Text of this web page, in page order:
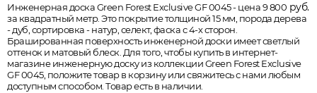
Инженерная доска Green Forest Exclusive GF 0045 - цена 9 800 руб.
за квадратный метр. Это покрытие толщиной 15 мм, порода дерева
- дуб, сортировка - натур, селект, фаска с 4-х сторон.
Брашированная поверхность инженерной доски имеет светлый
оттенок и матовый блеск. Для того, чтобы купить в интернет-
магазине инженерную доску из коллекции Green Forest Exclusive
GF 0045, положите товар в корзину или свяжитесь с нами любым
доступным способом. Товар есть в наличии.